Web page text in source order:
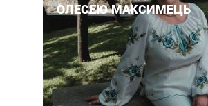
ОЛЕСЕЮ МАКСИМЕЦЬ